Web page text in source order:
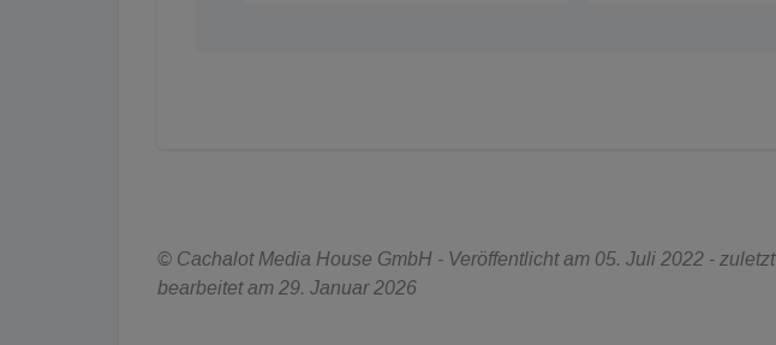
© Cachalot Media House GmbH - Veröffentlicht am 05. Juli 2022 - zuletzt
bearbeitet am 29. Januar 2026